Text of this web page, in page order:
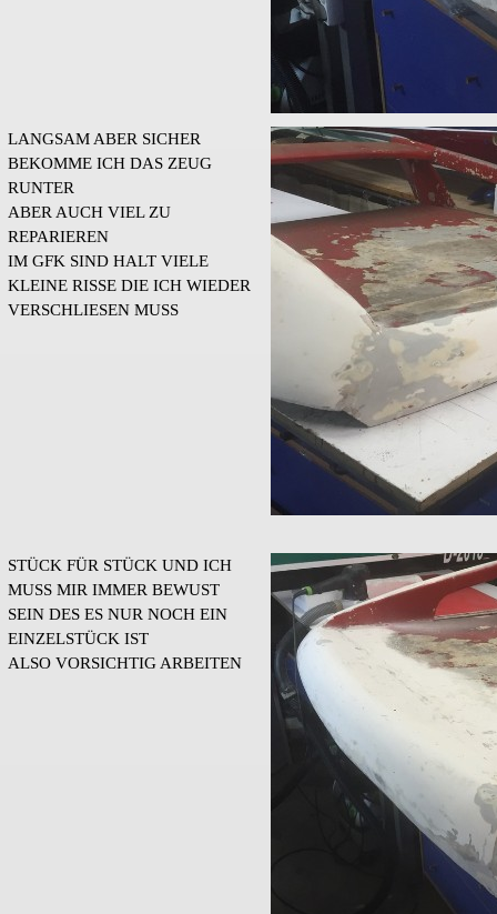
LANGSAM ABER SICHER
BEKOMME ICH DAS ZEUG
RUNTER
ABER AUCH VIEL ZU
REPARIEREN
IM GFK SIND HALT VIELE
KLEINE RISSE DIE ICH WIEDER
VERSCHLIESEN MUSS
STÜCK FÜR STÜCK UND ICH
MUSS MIR IMMER BEWUST
SEIN DES ES NUR NOCH EIN
EINZELSTÜCK IST
ALSO VORSICHTIG ARBEITEN